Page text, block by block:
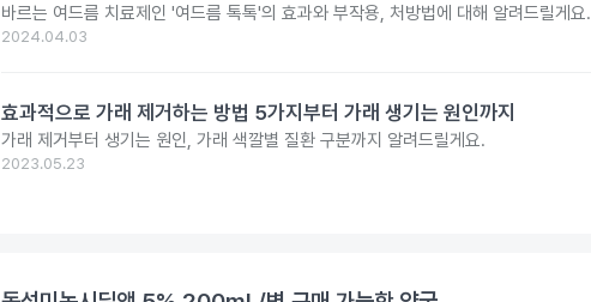
바르는 여드름 치료제인 '여드름 톡톡'의 효과와 부작용, 처방법에 대해 알려드릴게요.
2024.04.03
효과적으로 가래 제거하는 방법 5가지부터 가래 생기는 원인까지
가래 제거부터 생기는 원인, 가래 색깔별 질환 구분까지 알려드릴게요.
2023.05.23